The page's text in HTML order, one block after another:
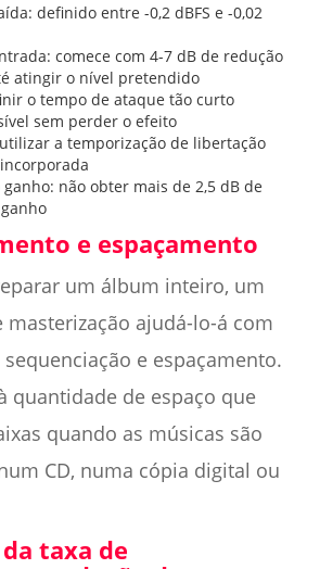
definido entre -0,2 dBFS e -0,02
comece com 4-7 dB de redução
atingir o nível pretendido
o tempo de ataque tão curto
sem perder o efeito
a temporização de libertação
ganho: não obter mais de 2,5 dB de
e espaçamento
um álbum inteiro, um
masterização ajudá-lo-á com
e espaçamento.
quantidade de espaço que
quando as músicas são
CD, numa cópia digital ou
taxa de